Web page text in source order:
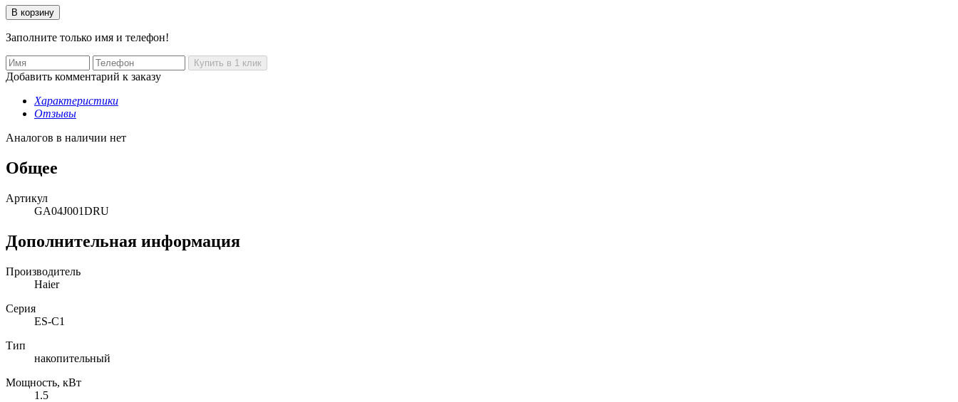
Заполните только имя и телефон!
Добавить комментарий к заказу
Характеристики
Отзывы
Аналогов в наличии нет
Общее
Артикул
GA04J001DRU
Дополнительная информация
Производитель
Haier
Серия
ES-C1
Тип
накопительный
Мощность, кВт
1.5